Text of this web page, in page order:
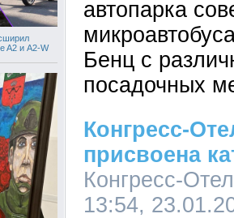
A2 и A2-W
автопарка
Бенц с
посадочных
Конгресс-
присвоена
Конгресс-
13:54,